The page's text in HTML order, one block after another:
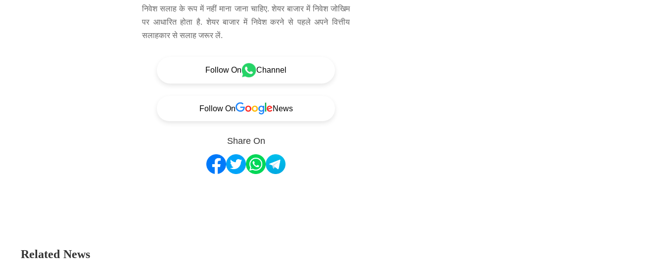
निवेश सलाह के रूप में नहीं माना जाना चाहिए. शेयर बाजार में निवेश जोखिम
पर आधारित होता है. शेयर बाजार में निवेश करने से पहले अपने वित्तीय
सलाहकार से सलाह जरूर लें.
Follow On Channel
Follow On News
Share On
Related News